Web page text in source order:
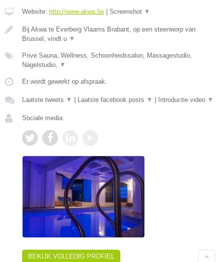
Website: http://www.akwa.be Screenshot ▼
Bij Akwa te Everberg Vlaams Brabant, op een steenworp van
Brussel, vindt u ▼
Prive Sauna, Wellness, Schoonheidssalon, Massagestudio,
Nagelstudio, ▼
Er wordt gewerkt op afspraak.
Laatste tweets ▼ Laatste facebook posts ▼ Introductie video ▼
Sociale media:
BEKIJK VOLLEDIG PROFIEL